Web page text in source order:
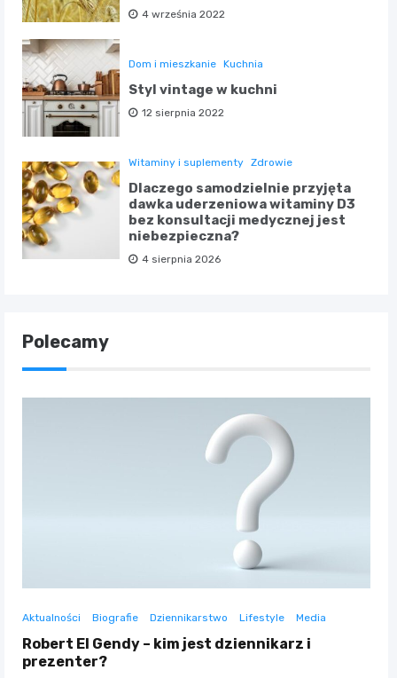
4 września 2022
Dom i mieszkanie Kuchnia
Styl vintage w kuchni
12 sierpnia 2022
Witaminy i suplementy Zdrowie
Dlaczego samodzielnie przyjęta
dawka uderzeniowa witaminy D3
bez konsultacji medycznej jest
niebezpieczna?
4 sierpnia 2026
Polecamy
Aktualności Biografie Dziennikarstwo Lifestyle Media
Robert El Gendy – kim jest dziennikarz i
prezenter?